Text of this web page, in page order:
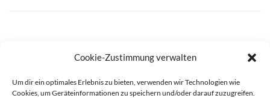
Cookie-Zustimmung verwalten
Um dir ein optimales Erlebnis zu bieten, verwenden wir Technologien wie
Cookies, um Geräteinformationen zu speichern und/oder darauf zuzugreifen.
Auf jeden Fall Peach 🙂